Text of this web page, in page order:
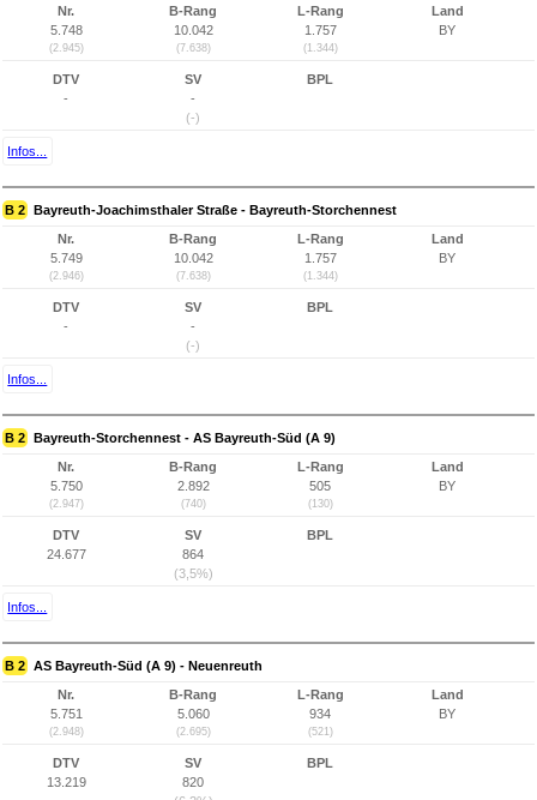
Nr.
5.748
(2.945)
B-Rang
10.042
(7.638)
L-Rang
1.757
(1.344)
Land
BY
DTV
-
SV
-
(-)
BPL
Infos...
B 2 Bayreuth-Joachimsthaler Straße - Bayreuth-Storchennest
Nr.
5.749
(2.946)
B-Rang
10.042
(7.638)
L-Rang
1.757
(1.344)
Land
BY
DTV
-
SV
-
(-)
BPL
Infos...
B 2 Bayreuth-Storchennest - AS Bayreuth-Süd (A 9)
Nr.
5.750
(2.947)
B-Rang
2.892
(740)
L-Rang
505
(130)
Land
BY
DTV
24.677
SV
864
(3,5%)
BPL
Infos...
B 2 AS Bayreuth-Süd (A 9) - Neuenreuth
Nr.
5.751
(2.948)
B-Rang
5.060
(2.695)
L-Rang
934
(521)
Land
BY
DTV
13.219
SV
820
BPL